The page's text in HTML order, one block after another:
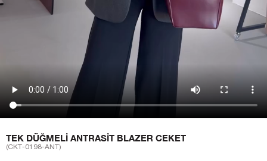
TEK DÜĞMELI ANTRASIT BLAZER CEKET
(CKT-0198-ANT)